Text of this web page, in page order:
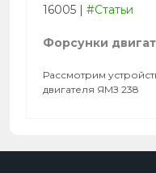
16005 | #Статьи
Форсунки
Рассмотрим
двигателя ЯМЗ 238